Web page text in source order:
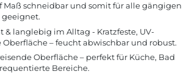
Maß schneidbar und somit für alle gängigen
geeignet.
& langlebig im Alltag - Kratzfeste, UV-
Oberfläche – feucht abwischbar und robust.
Oberfläche – perfekt für Küche, Bad
Bereiche.